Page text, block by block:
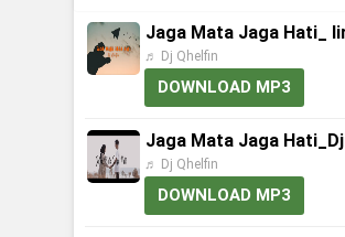
Jaga Mata Jaga Hati_
♬ Dj Qhelfin
DOWNLOAD MP3
Jaga Mata Jaga
♬ Dj Qhelfin
DOWNLOAD MP3